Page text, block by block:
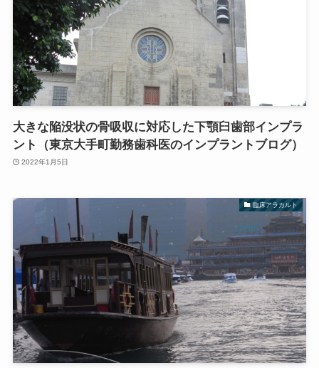
大きな陥没状の骨吸収に対応した下顎臼歯部インプラ
ント（東京大手町勤務歯科医のインプラントブログ）
2022年1月5日
臨床アラカルト